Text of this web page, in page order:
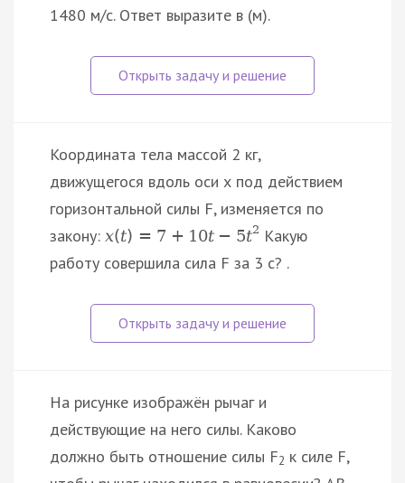
1480 м/с. Ответ выразите в (м).
Координата тела массой 2 кг,
движущегося вдоль оси х под действием
горизонтальной силы F, изменяется по
закону: x(t) = 7 + 10t − 5t2 Какую
работу совершила сила F за 3 с? .
На рисунке изображён рычаг и
действующие на него силы. Каково
должно быть отношение силы F2 к силе F,